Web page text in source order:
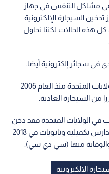
مشاكل التنفس في جهاز
السيجارة الإلكترونية
هذه الحالات لكننا نحاول
سجائر إلكترونية أيضا.
والسجائر الإلكترونية متوافرة في الولايات المتحدة منذ العام 2006
من السيجارة العادية.
الولايات المتحدة فقد دخن
هذه السجائر 3,6 ملايين تلميذ في مدارس تكميلية وثانويات في 2018
والوقاية منها (سي دي سي).
الالكترونية